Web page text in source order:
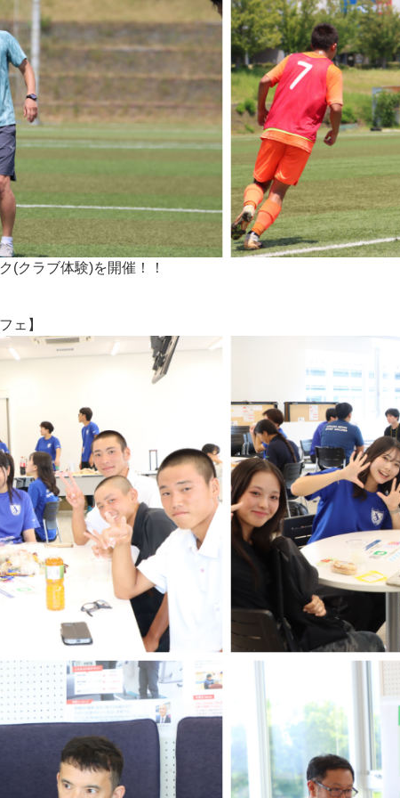
(クラブ体験)を開催！！
ェ】